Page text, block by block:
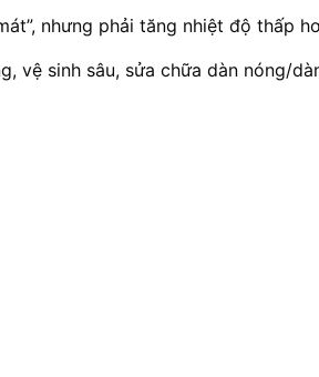
nhưng phải tăng nhiệt độ thấp
vệ sinh sâu, sửa chữa dàn nóng/